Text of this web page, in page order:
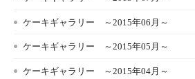
ケーキギャラリー ～2015年06月～
ケーキギャラリー ～2015年05月～
ケーキギャラリー ～2015年04月～